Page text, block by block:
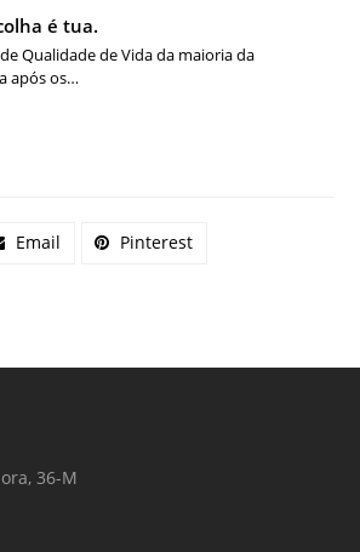
é tua.
Qualidade de Vida da maioria da
após os…
Email Pinterest
36-M